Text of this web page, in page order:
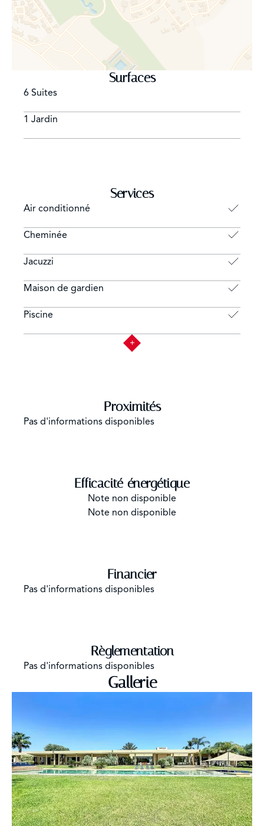
Surfaces
6 Suites
1 Jardin
Services
Air conditionné
Cheminée
Jacuzzi
Maison de gardien
Piscine
Proximités
Pas d'informations disponibles
Efficacité énergétique
Note non disponible
Note non disponible
Financier
Pas d'informations disponibles
Règlementation
Pas d'informations disponibles
Gallerie